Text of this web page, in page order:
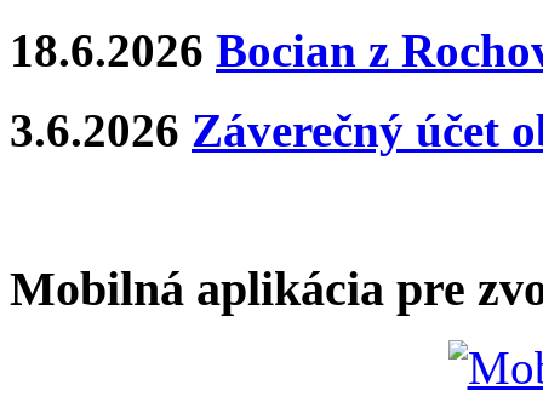
18.6.2026 Bocian z
3.6.2026 Záverečný účet
Mobilná aplikácia pre